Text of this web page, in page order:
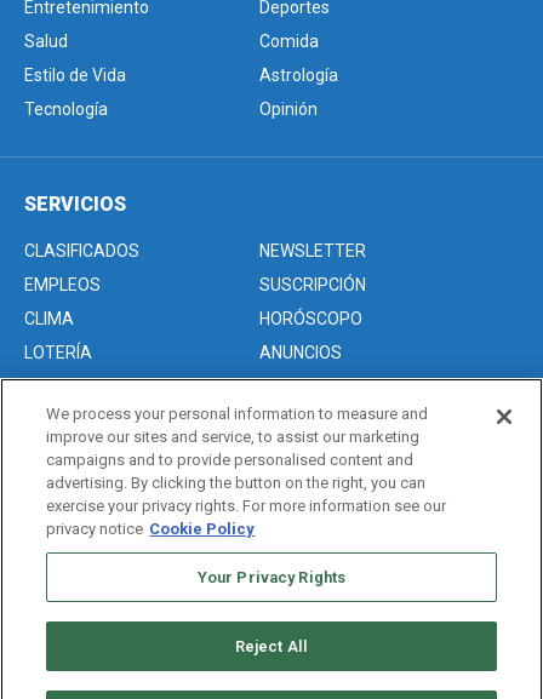
Entretenimiento
Deportes
Salud
Comida
Estilo de Vida
Astrología
Tecnología
Opinión
SERVICIOS
CLASIFICADOS
NEWSLETTER
EMPLEOS
SUSCRIPCIÓN
CLIMA
HORÓSCOPO
LOTERÍA
ANUNCIOS
Acerca de nosotros
Advertise with Us/Anuncios
Politica de Privacidad
Editorial Guidelines
We process your personal information to measure and
improve our sites and service, to assist our marketing
campaigns and to provide personalised content and
advertising. By clicking the button on the right, you can
exercise your privacy rights. For more information see our
privacy notice Cookie Policy
Your Privacy Rights
Reject All